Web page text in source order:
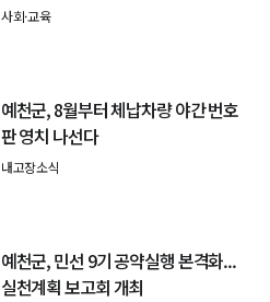
사회·교육
예천군, 8월부터 체납차량 야간 번호
판 영치 나선다
내고장소식
예천군, 민선 9기 공약실행 본격화...
실천계획 보고회 개최